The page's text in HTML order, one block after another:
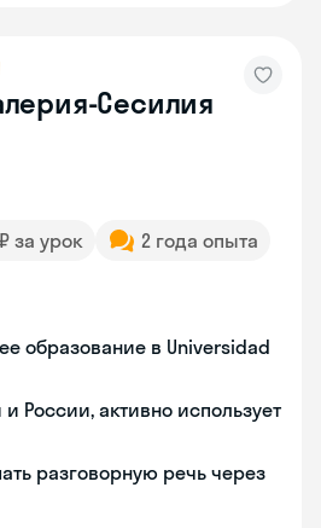
Сесилия
за урок 2 года опыта
образование в Universidad
России, активно использует
разговорную речь через